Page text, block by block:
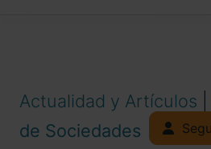
Actualidad y Artículos
de Sociedades